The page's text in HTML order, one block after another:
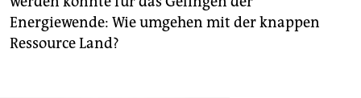
Energiewende: Wie umgehen mit der knappen
Ressource Land?